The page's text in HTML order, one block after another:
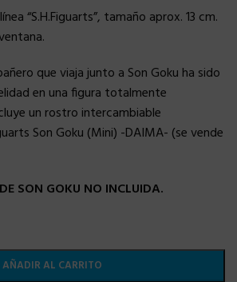
“S.H.Figuarts”, tamaño aprox. 13 cm.
que viaja junto a Son Goku ha sido
en una figura totalmente
un rostro intercambiable
Son Goku (Mini) -DAIMA- (se vende
SON GOKU NO INCLUIDA.
AÑADIR AL CARRITO